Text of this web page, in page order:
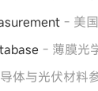
- 美
- 薄膜光
体与光伏材料